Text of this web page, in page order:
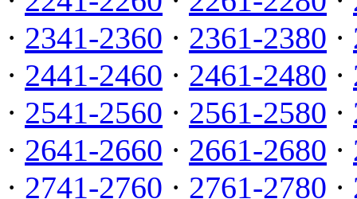
· 2341-2360 · 2361-2380 ·
· 2441-2460 · 2461-2480 ·
· 2541-2560 · 2561-2580 ·
· 2641-2660 · 2661-2680 ·
· 2741-2760 · 2761-2780 ·